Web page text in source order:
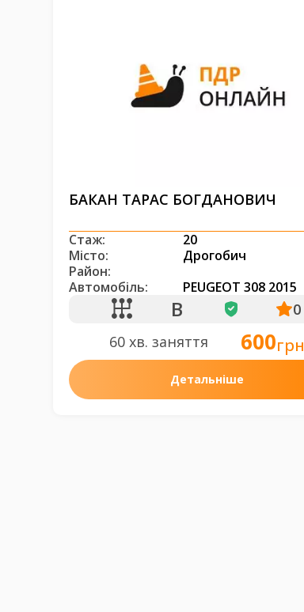
БАКАН ТАРАС БОГДАНОВИЧ
Стаж:
20
Місто:
Дрогобич
Район:
Автомобіль:
PEUGEOT 308 2015
B
0
60 хв. заняття
600грн
Детальніше